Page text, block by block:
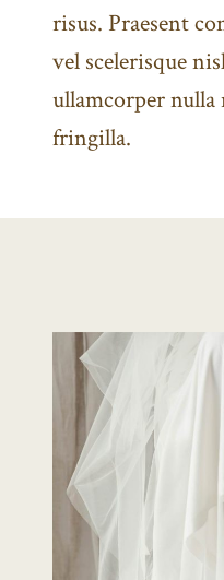
risus. Praesent
vel scelerisque
ullamcorper
fringilla.